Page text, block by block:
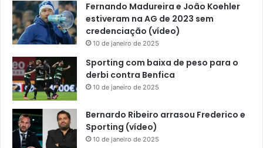
Fernando Madureira e João Koehler
estiveram na AG de 2023 sem
credenciação (vídeo)
10 de janeiro de 2025
Sporting com baixa de peso para o
derbi contra Benfica
10 de janeiro de 2025
Bernardo Ribeiro arrasou Frederico e
Sporting (vídeo)
10 de janeiro de 2025